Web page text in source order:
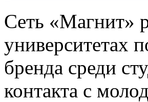
Сеть «Магнит»
университетах
бренда среди
контакта с